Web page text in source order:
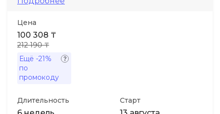
Цена
100 308 ₸
212 190 ₸
Ещё -21%
по
промокоду
Длительность Старт
Иностранные языки
Soft Skills
ДПО